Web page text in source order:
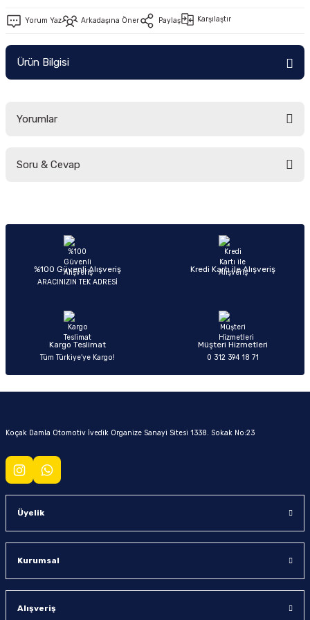
Ön/Arka Takımlar
Yorum Yaz Arkadaşına Öner Paylaş Karşılaştır
Ürün Bilgisi
Yorumlar
Soru & Cevap
Ürün hakkında henüz soru sorulmamış.
%100 Güvenli Alışveriş
ARACINIZIN TEK ADRESİ
Kredi Kartı ile Alışveriş
Kargo Teslimat
Tüm Türkiye’ye Kargo!
Müşteri Hizmetleri
0 312 394 18 71
Koçak Damla Otomotiv İvedik Organize Sanayi Sitesi 1338. Sokak No:23
Üyelik
Kurumsal
Alışveriş